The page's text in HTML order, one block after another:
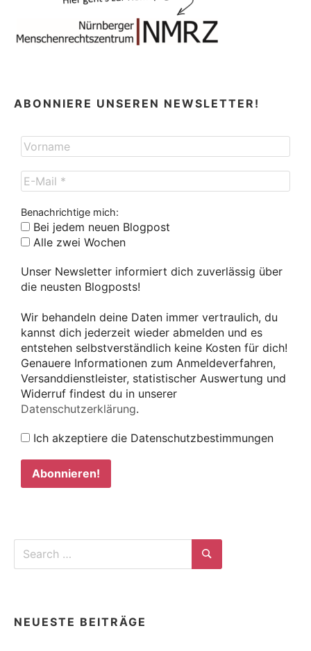
GESCHICHTEN?
ABONNIERE UNSEREN NEWSLETTER!
Benachrichtige mich:
Bei jedem neuen Blogpost
Alle zwei Wochen
Unser Newsletter informiert dich zuverlässig über
die neusten Blogposts!
Wir behandeln deine Daten immer vertraulich, du
kannst dich jederzeit wieder abmelden und es
entstehen selbstverständlich keine Kosten für dich!
Genauere Informationen zum Anmeldeverfahren,
Versanddienstleister, statistischer Auswertung und
Widerruf findest du in unserer
Datenschutzerklärung.
Ich akzeptiere die Datenschutzbestimmungen
Search
Search
NEUESTE BEITRÄGE